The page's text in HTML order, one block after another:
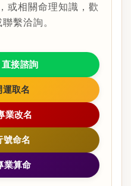
或相關命理知識，歡
繫洽詢。
直接諮詢
運取名
業改名
號命名
業算命